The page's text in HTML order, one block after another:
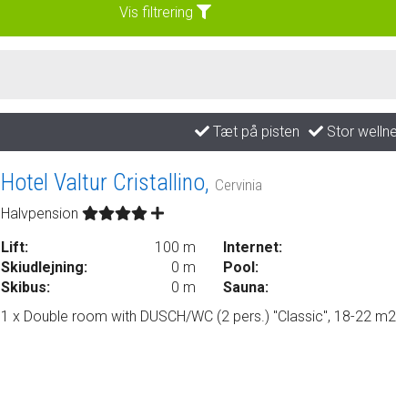
Vis filtrering
Tæt på pisten Stor
Hotel Valtur Cristallino, Cervinia
Halvpension
Lift:
100 m
Skiudlejning:
0 m
Skibus:
0 m
Internet:
Pool:
Sauna:
1 x Double room with DUSCH/WC (2 pers.) "Classic", 18-22 m2